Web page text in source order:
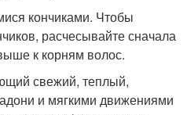
кончиками. Чтобы
расчесывайте сначала
к корням волос.
свежий, теплый,
и мягкими движениями